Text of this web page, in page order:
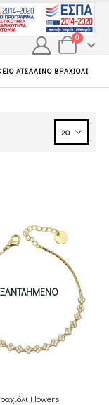
0
ΑΤΣΑΛΙΝΟ ΒΡΑΧΙΟΛΙ
Flowers